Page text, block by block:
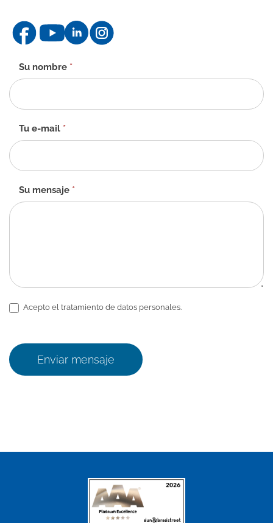
Formulario
de
contacto
-
Su nombre *
Tu e-mail *
Su mensaje *
Acepto el tratamiento de datos personales.
Enviar mensaje